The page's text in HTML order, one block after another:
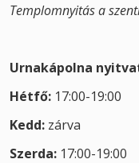
Templomnyitás a
Urnakápolna
Hétfő: 17:00-19:00
Kedd: zárva
Szerda: 17:00-19:00